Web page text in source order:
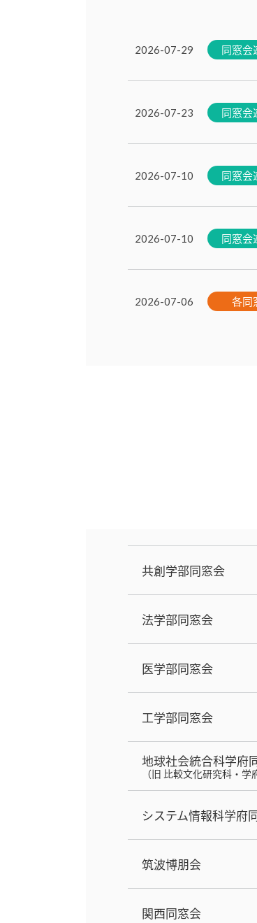
2026-07-29 同窓会
2026-07-23 同窓会
2026-07-10 同窓会
2026-07-10 同窓会
2026-07-06 各同
共創学部同窓会
法学部同窓会
医学部同窓会
工学部同窓会
地球社会統合科学府
（旧 比較文化研究科・学
システム情報科学府
筑波博朋会
関西同窓会